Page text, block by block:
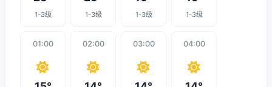
1-3级 1-3级 1-3级 1-3级
01:00 02:00 03:00 04:00